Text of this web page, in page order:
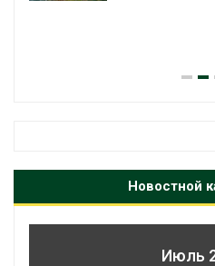
Новостной
Июль